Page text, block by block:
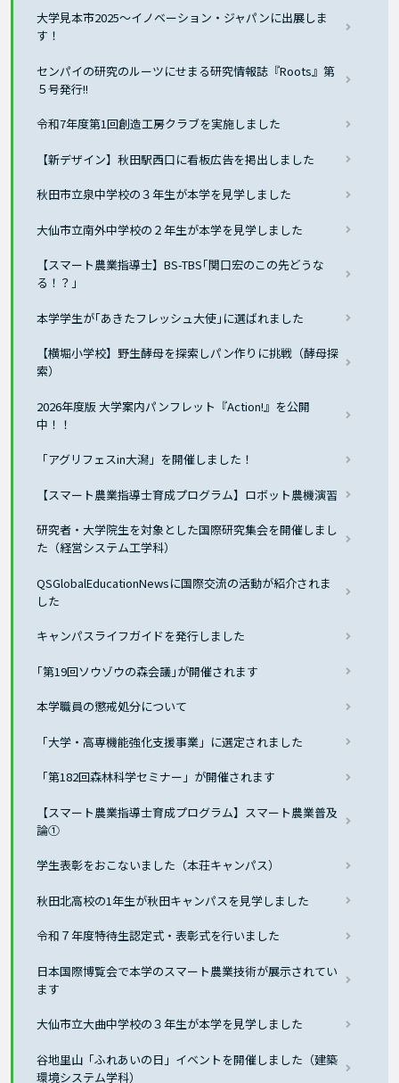
大学見本市2025〜イノベーション・ジャパンに出展しま
す！
センパイの研究のルーツにせまる研究情報誌『Roots』第
５号発行!!
令和7年度第1回創造工房クラブを実施しました
【新デザイン】秋田駅西口に看板広告を掲出しました
秋田市立泉中学校の３年生が本学を見学しました
大仙市立南外中学校の２年生が本学を見学しました
【スマート農業指導士】BS-TBS｢関口宏のこの先どうな
る！？」
本学学生が｢あきたフレッシュ大使｣に選ばれました
【横堀小学校】野生酵母を探索しパン作りに挑戦（酵母探
索）
2026年度版 大学案内パンフレット『Action!』を公開
中！！
「アグリフェスin大潟」を開催しました！
【スマート農業指導士育成プログラム】ロボット農機演習
研究者・大学院生を対象とした国際研究集会を開催しまし
た（経営システム工学科）
QSGlobalEducationNewsに国際交流の活動が紹介されま
した
キャンパスライフガイドを発行しました
｢第19回ソウゾウの森会議｣が開催されます
本学職員の懲戒処分について
「大学・高専機能強化支援事業」に選定されました
「第182回森林科学セミナー」が開催されます
【スマート農業指導士育成プログラム】スマート農業普及
論①
学生表彰をおこないました（本荘キャンパス）
秋田北高校の1年生が秋田キャンパスを見学しました
令和７年度特待生認定式・表彰式を行いました
日本国際博覧会で本学のスマート農業技術が展示されてい
ます
大仙市立大曲中学校の３年生が本学を見学しました
谷地里山「ふれあいの日」イベントを開催しました（建築
環境システム学科）